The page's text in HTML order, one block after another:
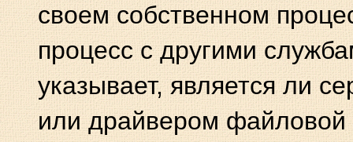
своем собственном
процесс с другими
указывает, является ли
или драйвером